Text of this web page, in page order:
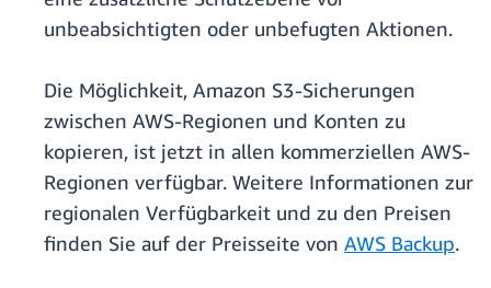
unbeabsichtigten oder unbefugten Aktionen.
Die Möglichkeit, Amazon S3-Sicherungen
zwischen AWS-Regionen und Konten zu
kopieren, ist jetzt in allen kommerziellen AWS-
Regionen verfügbar. Weitere Informationen zur
regionalen Verfügbarkeit und zu den Preisen
finden Sie auf der Preisseite von AWS Backup.